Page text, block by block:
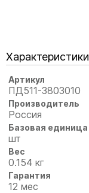
Характеристики
Артикул
ПД511-3803010
Производитель
Россия
Базовая единица
шт
Вес
0.154 кг
Гарантия
12 мес